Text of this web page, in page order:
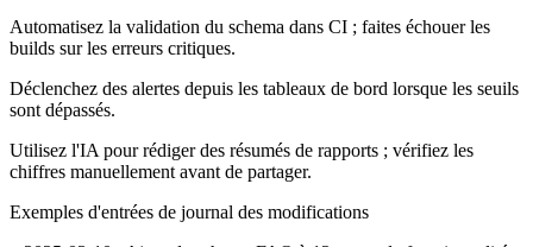
Automatisez la validation du schema dans CI ; faites échouer les
builds sur les erreurs critiques.
Déclenchez des alertes depuis les tableaux de bord lorsque les seuils
sont dépassés.
Utilisez l'IA pour rédiger des résumés de rapports ; vérifiez les
chiffres manuellement avant de partager.
Exemples d'entrées de journal des modifications